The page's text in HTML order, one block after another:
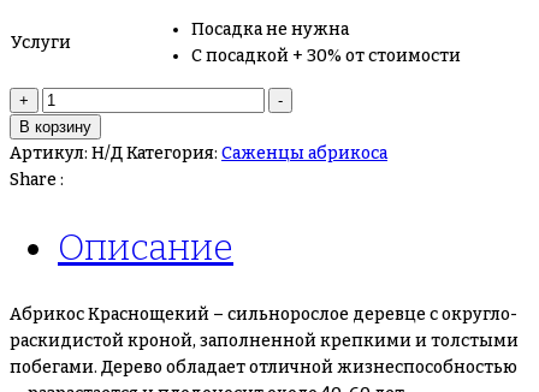
Услуги
Посадка не нужна
С посадкой + 30% от стоимости
+
Количество
товара
Абрикос
Краснощекий
-
В корзину
Артикул: Н/ДКатегория: Саженцы абрикоса
Share :
Описание
Абрикос Краснощекий – сильнорослое деревце с округло-
раскидистой кроной, заполненной крепкими и толстыми
побегами. Дерево обладает отличной жизнеспособностью